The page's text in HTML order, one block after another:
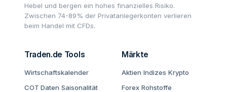
Hebel und bergen ein hohes finanzielles Risiko.
Zwischen 74-89% der Privatanlegerkonten verlieren
beim Handel mit CFDs.
Traden.de Tools
Wirtschaftskalender
COT Daten Saisonalität
Märkte
Aktien Indizes Krypto
Forex Rohstoffe